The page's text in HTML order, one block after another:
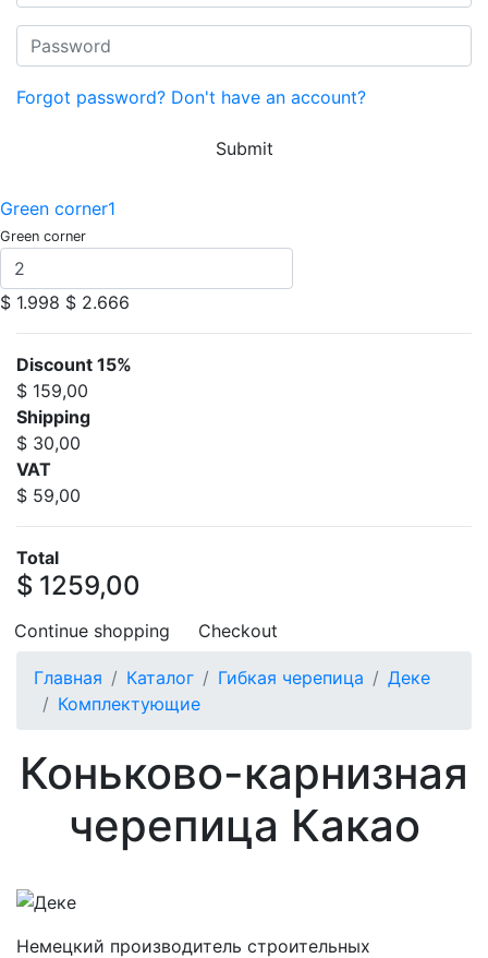
Forgot password? Don't have an account?
Submit
Green corner1
Green corner
$ 1.998 $ 2.666
Discount 15%
$ 159,00
Shipping
$ 30,00
VAT
$ 59,00
Total
$ 1259,00
Continue shopping Checkout
Главная Каталог Гибкая черепица
Деке
Комплектующие
Коньково-карнизная
черепица Какао
Немецкий производитель строительных